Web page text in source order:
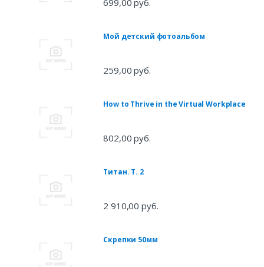
699,00 руб.
Мой детский фотоальбом
259,00 руб.
How to Thrive in the Virtual Workplace
802,00 руб.
Титан. Т. 2
2 910,00 руб.
Скрепки 50мм